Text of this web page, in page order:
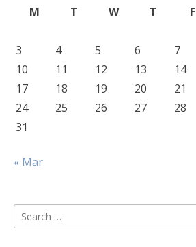
M
T W T F
3
4 5 6 7
10
11 12 13 14
17
18 19 20 21
24
25 26 27 28
31
« Mar
Search
for: